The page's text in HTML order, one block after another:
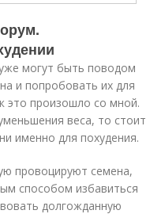
могут быть поводом
и попробовать их для
это произошло со мной.
веса, то стоит
именно для похудения.
провоцируют семена,
способом избавиться
долгожданную